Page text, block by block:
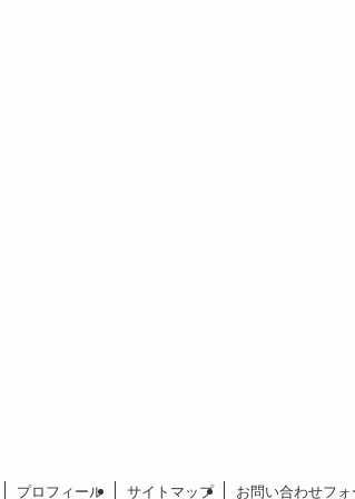
プロフィール サイトマップ お問い合わせフォ